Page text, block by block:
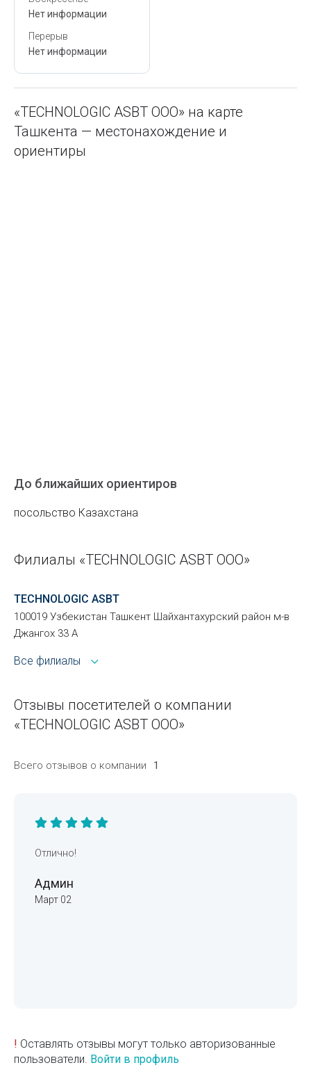
Нет информации
Перерыв
Нет информации
«TECHNOLOGIC ASBT OOO» на карте
Ташкента — местонахождение и
ориентиры
До ближайших ориентиров
посольство Казахстана
Филиалы «TECHNOLOGIC ASBT OOO»
TECHNOLOGIC ASBT
100019 Узбекистан Ташкент Шайхантахурский район м-в
Джангох 33 А
Все филиалы
Отзывы посетителей о компании
«TECHNOLOGIC ASBT OOO»
Всего отзывов о компании 1
Отлично!
Админ
Март 02
! Оставлять отзывы могут только авторизованные
пользователи. Войти в профиль